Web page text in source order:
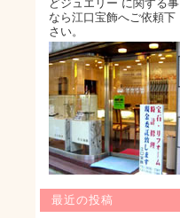
どジュエリー に関する事
なら江口宝飾へご依頼下
さい。
最近の投稿